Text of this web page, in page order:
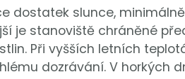
dostatek slunce,
je stanoviště chráněné
Při vyšších letních
dozrávání. V horkých